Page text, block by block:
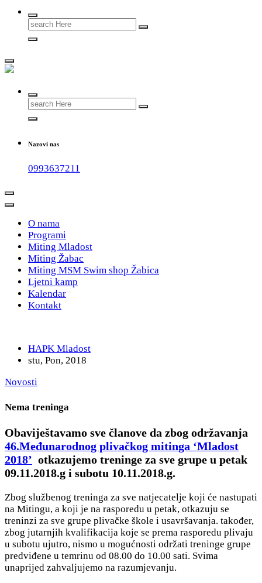
Search
for:
#teammladost
Search
for:
Nazovi nas
0993637211
O nama
Programi
Miting Mladost
Miting Žabac
Miting MSM Swim shop Žabica
Ljetni kamp
Kalendar
Kontakt
HAPK Mladost
stu, Pon, 2018
Novosti
Nema treninga
Obaviještavamo sve članove da zbog održavanja
46.Međunarodnog plivačkog mitinga ‘Mladost
2018’ otkazujemo treninge za sve grupe u petak
09.11.2018.g i subotu 10.11.2018.g.
Zbog službenog treninga za sve natjecatelje koji će nastupati
na Mitingu, a koji je na rasporedu u petak, otkazuju se
treninzi za sve grupe plivačke škole i usavršavanja. također,
zbog jutarnjih kvalifikacija koje se prema rasporedu plivaju
u subotu ujutro, nismo u mogućnosti održati treninge grupe
predviđene u temrinu od 08.00 do 10.00 sati. Svima
unaprijed zahvaljujemo na razumjevanju.